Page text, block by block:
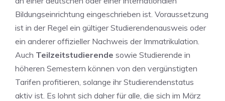
Bildungseinrichtung eingeschrieben ist. Voraussetzung
ist in der Regel ein gültiger Studierendenausweis oder
ein anderer offizieller Nachweis der Immatrikulation.
Auch Teilzeitstudierende sowie Studierende in
höheren Semestern können von den vergünstigten
Tarifen profitieren, solange ihr Studierendenstatus
aktiv ist. Es lohnt sich daher für alle, die sich im März